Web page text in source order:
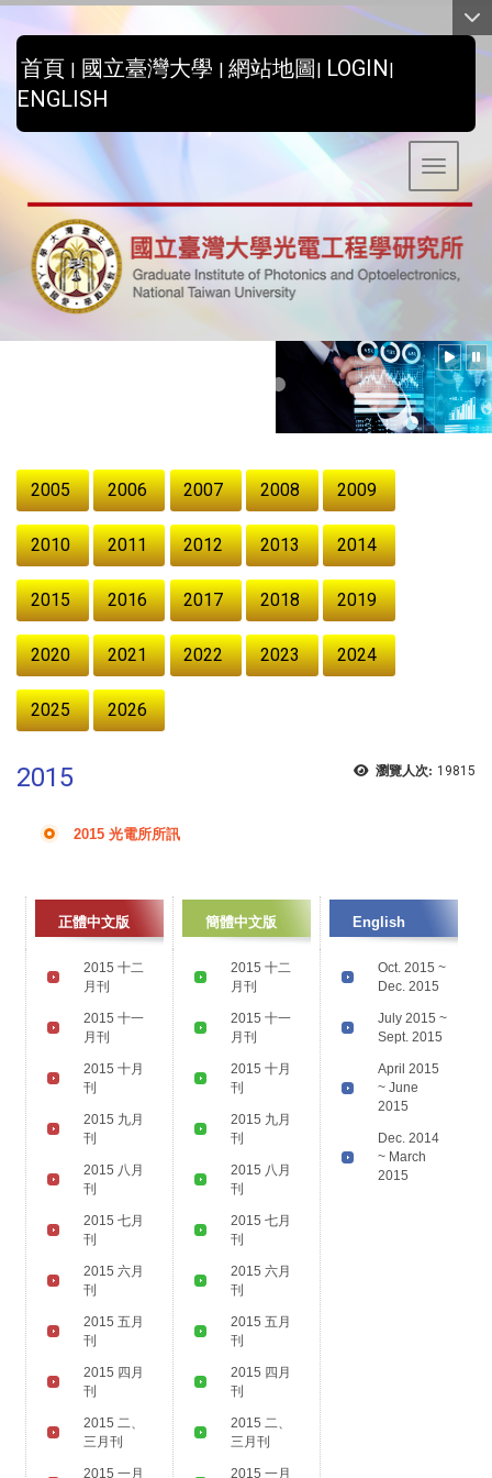
首頁 | 國立臺灣大學 | 網站地圖| LOGIN|
ENGLISH
Toggle
2005
2006 2007 2008 2009
2010 2011 2012 2013 2014
2015 2016 2017 2018 2019
2020 2021 2022 2023 2024
2025 2026
瀏覽人次: 19815
2015
2015 光電所所訊
正體中文版 簡體中文版 English
2015 十二
月刊
2015 十一
月刊
2015 十月
刊
2015 九月
刊
2015 八月
刊
2015 七月
刊
2015 六月
刊
2015 五月
刊
2015 四月
刊
2015 二、
三月刊
2015 一月
2015 十二
月刊
2015 十一
月刊
2015 十月
刊
2015 九月
刊
2015 八月
刊
2015 七月
刊
2015 六月
刊
2015 五月
刊
2015 四月
刊
2015 二、
三月刊
2015 一月
Oct. 2015 ~
Dec. 2015
July 2015 ~
Sept. 2015
April 2015
~ June
2015
Dec. 2014
~ March
2015